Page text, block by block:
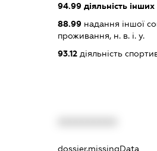
94.99діяльність інших
88.99надання іншої
проживання, н. в. і. у.
93.12діяльність
dossier.missingData